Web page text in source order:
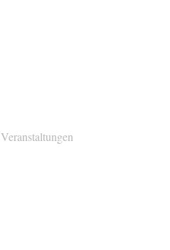
Veranstaltungen